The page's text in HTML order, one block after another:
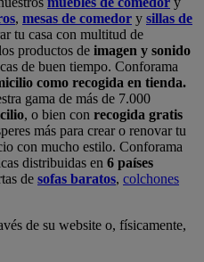
, mesas de comedor y sillas de
tu casa con multitud de
productos de imagen y sonido
de buen tiempo. Conforama
como recogida en tienda.
gama de más de 7.000
, o bien con recogida gratis
más para crear o renovar tu
con mucho estilo. Conforama
distribuidas en 6 países
de sofas baratos, colchones
de su website o, físicamente,